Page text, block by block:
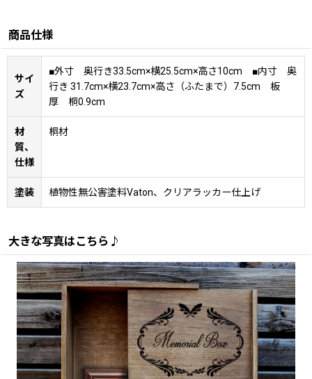
商品仕様
サイ
ズ
■外寸 奥行き33.5cm×横25.5cm×高さ10cm ■内寸 奥
行き 31.7cm×横23.7cm×高さ（ふたまで）7.5cm 板
厚 桐0.9cm
材
質、
仕様
桐材
塗装 植物性無公害塗料Vaton、クリアラッカー仕上げ
大きな写真はこちら♪